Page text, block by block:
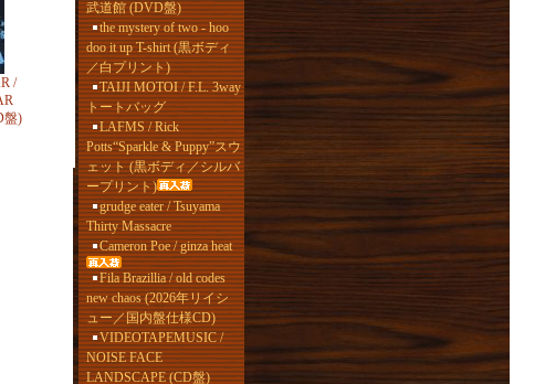
/
盤)
武道館 (DVD盤)
the mystery of two - hoo
doo it up T-shirt (黒ボディ
／白プリント)
TAIJI MOTOI / F.L. 3way
トートバッグ
LAFMS / Rick
Potts“Sparkle & Puppy”スウ
ェット (黒ボディ／シルバ
ープリント)
grudge eater / Tsuyama
Thirty Massacre
Cameron Poe / ginza heat
Fila Brazillia / old codes
new chaos (2026年リイシ
ュー／国内盤仕様CD)
VIDEOTAPEMUSIC /
NOISE FACE
LANDSCAPE (CD盤)